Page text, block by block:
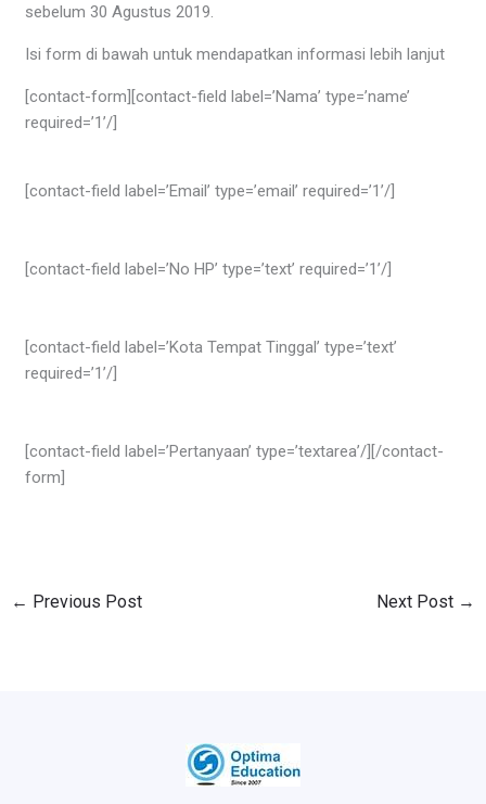
sebelum 30 Agustus 2019.
Isi form di bawah untuk mendapatkan informasi lebih lanjut
[contact-form][contact-field label=’Nama’ type=’name’
required=’1’/]
[contact-field label=’Email’ type=’email’ required=’1’/]
[contact-field label=’No HP’ type=’text’ required=’1’/]
[contact-field label=’Kota Tempat Tinggal’ type=’text’
required=’1’/]
[contact-field label=’Pertanyaan’ type=’textarea’/][/contact-
form]
← Previous Post Next Post →